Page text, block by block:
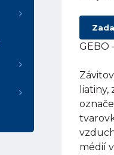
GEBO
médií